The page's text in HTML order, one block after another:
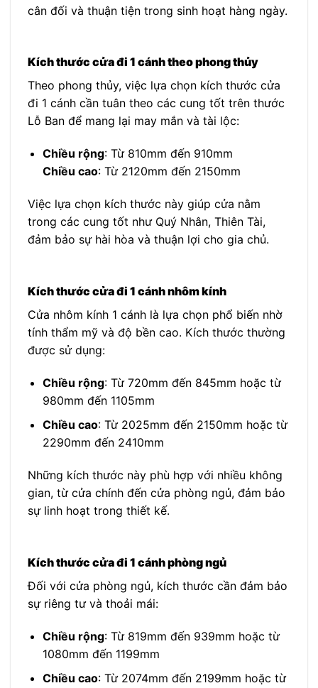
cân đối và thuận tiện trong sinh hoạt hàng ngày.
Kích thước cửa đi 1 cánh theo phong thủy
Theo phong thủy, việc lựa chọn kích thước cửa
đi 1 cánh cần tuân theo các cung tốt trên thước
Lỗ Ban để mang lại may mắn và tài lộc:
Chiều rộng: Từ 810mm đến 910mm
Chiều cao: Từ 2120mm đến 2150mm
Việc lựa chọn kích thước này giúp cửa nằm
trong các cung tốt như Quý Nhân, Thiên Tài,
đảm bảo sự hài hòa và thuận lợi cho gia chủ.
Kích thước cửa đi 1 cánh nhôm kính
Cửa nhôm kính 1 cánh là lựa chọn phổ biến nhờ
tính thẩm mỹ và độ bền cao. Kích thước thường
được sử dụng:
Chiều rộng: Từ 720mm đến 845mm hoặc từ
980mm đến 1105mm
Chiều cao: Từ 2025mm đến 2150mm hoặc từ
2290mm đến 2410mm
Những kích thước này phù hợp với nhiều không
gian, từ cửa chính đến cửa phòng ngủ, đảm bảo
sự linh hoạt trong thiết kế.
Kích thước cửa đi 1 cánh phòng ngủ
Đối với cửa phòng ngủ, kích thước cần đảm bảo
sự riêng tư và thoải mái:
Chiều rộng: Từ 819mm đến 939mm hoặc từ
1080mm đến 1199mm
Chiều cao: Từ 2074mm đến 2199mm hoặc từ